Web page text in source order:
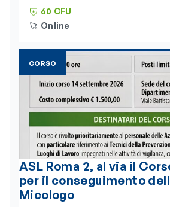
Humanitas
60 CFU
Online
CORSO
ASL Roma 2, al via il
per il conseguimento
Micologo